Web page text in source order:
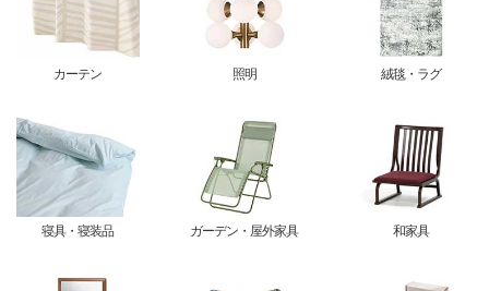
カーテン 照明 絨毯・ラグ
寝具・寝装品 ガーデン・屋外家具 和家具